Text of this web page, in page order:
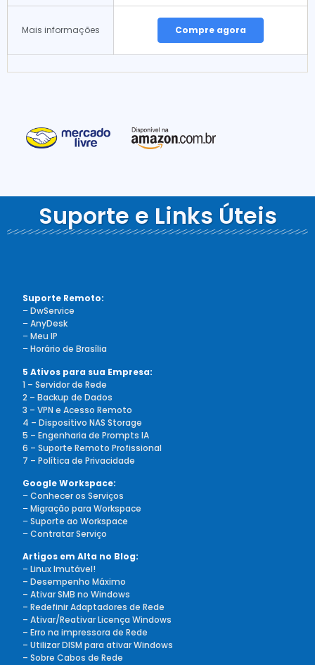
Mais informações Compre agora
Suporte e Links Úteis
Suporte Remoto:
–DwService
–AnyDesk
–Meu IP
–Horário de Brasília
5 Ativos para sua Empresa:
1 – Servidor de Rede
2 – Backup de Dados
3 – VPN e Acesso Remoto
4 – Dispositivo NAS Storage
5 – Engenharia de Prompts IA
6 – Suporte Remoto Profissional
7 – Política de Privacidade
Google Workspace:
–Conhecer os Serviços
–Migração para Workspace
–Suporte ao Workspace
–Contratar Serviço
Artigos em Alta no Blog:
– Linux Imutável!
– Desempenho Máximo
– Ativar SMB no Windows
– Redefinir Adaptadores de Rede
– Ativar/Reativar Licença Windows
– Erro na impressora de Rede
– Utilizar DISM para ativar Windows
– Sobre Cabos de Rede